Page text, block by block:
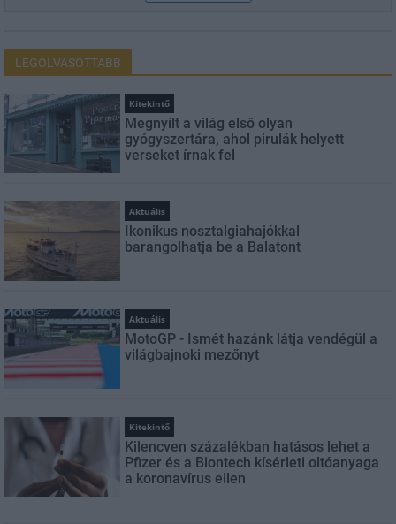
LEGOLVASOTTABB
Kitekintő
Megnyílt a világ első olyan
gyógyszertára, ahol pirulák helyett
verseket írnak fel
Aktuális
Ikonikus nosztalgiahajókkal
barangolhatja be a Balatont
Aktuális
MotoGP - Ismét hazánk látja vendégül a
világbajnoki mezőnyt
Kitekintő
Kilencven százalékban hatásos lehet a
Pfizer és a Biontech kísérleti oltóanyaga
a koronavírus ellen